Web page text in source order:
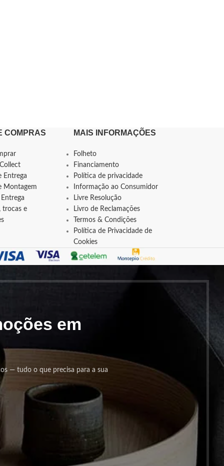
COMPRAS
Entrega
Montagem
trocas e
MAIS INFORMAÇÕES
Folheto
Financiamento
Política de privacidade
Informação ao Consumidor
Livre Resolução
Livro de Reclamações
Termos & Condições
Política de Privacidade de
Cookies
em
— tudo o que precisa para a sua